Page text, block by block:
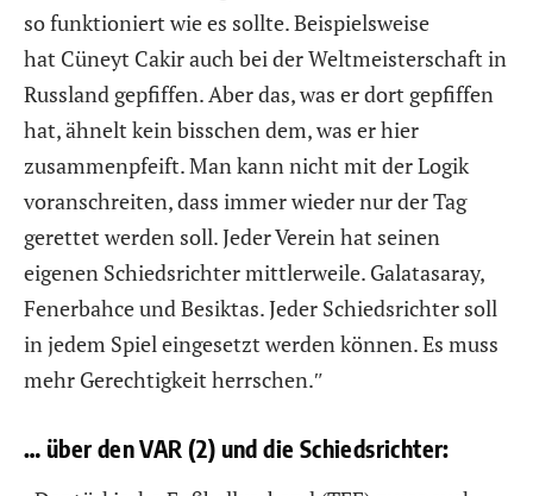
so funktioniert wie es sollte. Beispielsweise
hat Cüneyt Cakir auch bei der Weltmeisterschaft in
Russland gepfiffen. Aber das, was er dort gepfiffen
hat, ähnelt kein bisschen dem, was er hier
zusammenpfeift. Man kann nicht mit der Logik
voranschreiten, dass immer wieder nur der Tag
gerettet werden soll. Jeder Verein hat seinen
eigenen Schiedsrichter mittlerweile. Galatasaray,
Fenerbahce und Besiktas. Jeder Schiedsrichter soll
in jedem Spiel eingesetzt werden können. Es muss
mehr Gerechtigkeit herrschen.″
… über den VAR (2) und die Schiedsrichter: